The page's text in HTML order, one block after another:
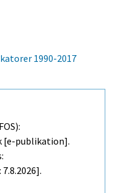
1990-2017
publikation].